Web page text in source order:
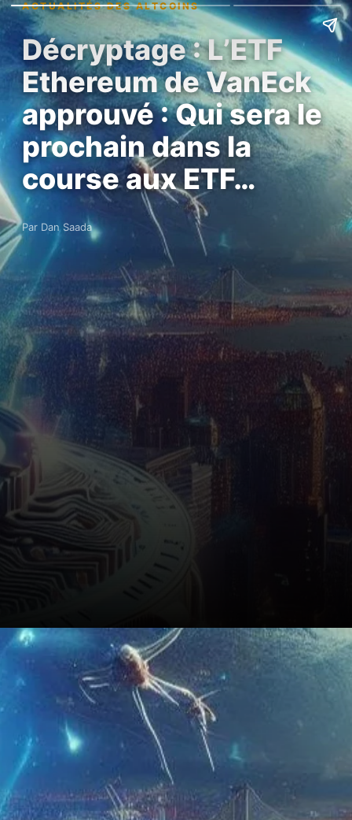
ACTUALITÉS DES ALTCOINS
Décryptage : L’ETF
Ethereum de VanEck
approuvé : Qui sera le
prochain dans la
course aux ETF…
Par Dan Saada